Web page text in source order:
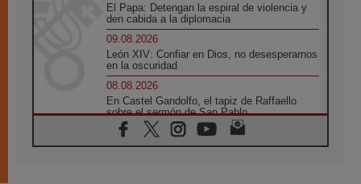
El Papa: Detengan la espiral de violencia y
den cabida a la diplomacia
09.08.2026
León XIV: Confiar en Dios, no desesperarnos
en la oscuridad
08.08.2026
En Castel Gandolfo, el tapiz de Raffaello
sobre el sermón de San Pablo
08.08.2026
En Colombia, «la paz no se compra con una